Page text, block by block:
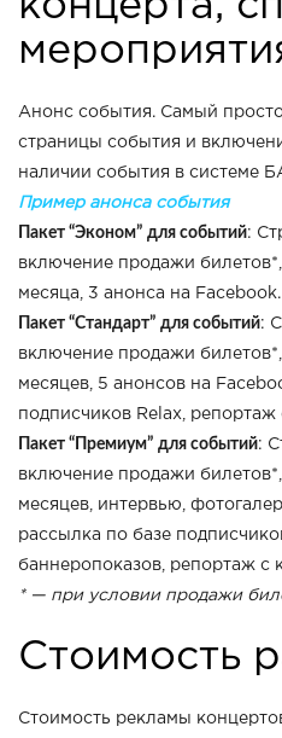
Анонс события. Самый
страницы события и
наличии события в системе
Пример анонса события
Пакет “Эконом” для событий:
включение продажи
месяца, 3 анонса на Facebook.
Пакет “Стандарт” для событий:
включение продажи
месяцев, 5 анонсов на
подписчиков Relax, репортаж
Пакет “Премиум” для событий:
включение продажи
месяцев, интервью,
рассылка по базе
баннеропоказов, репортаж с
* — при условии продажи
Стоимость
Стоимость рекламы